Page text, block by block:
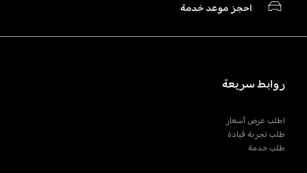
احجز موعد خدمة
روابط سريعة
اطلب عرض أسعار
طلب تجربة قيادة
طلب خدمة